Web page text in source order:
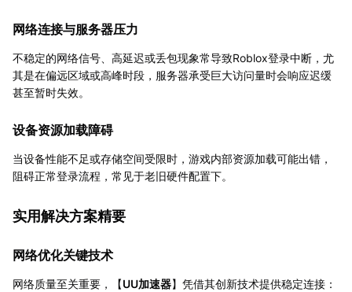
网络连接与服务器压力
不稳定的网络信号、高延迟或丢包现象常导致Roblox登录中断，尤
其是在偏远区域或高峰时段，服务器承受巨大访问量时会响应迟缓
甚至暂时失效。
设备资源加载障碍
当设备性能不足或存储空间受限时，游戏内部资源加载可能出错，
阻碍正常登录流程，常见于老旧硬件配置下。
实用解决方案精要
网络优化关键技术
网络质量至关重要，【UU加速器】凭借其创新技术提供稳定连接：